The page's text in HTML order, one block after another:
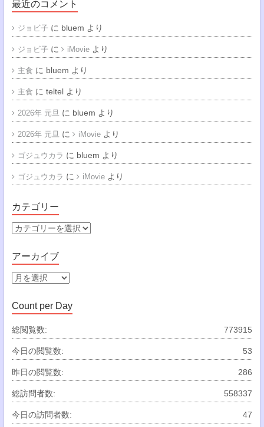
最近のコメント
ジョビ子 に bluem より
ジョビ子 に iMovieより
主食 に bluem より
主食 に teltelより
2026年 元旦 に bluem より
2026年 元旦 に iMovieより
ゴジュウカラ に bluem より
ゴジュウカラ に iMovieより
カテゴリー
カ
ゴ
リ
ー
アーカイブ
ア
カ
イ
ブ
Count per Day
773915
総閲覧数:
53
今日の閲覧数:
286
昨日の閲覧数:
558337
総訪問者数:
47
今日の訪問者数: